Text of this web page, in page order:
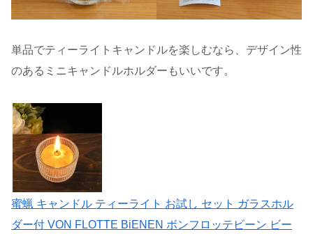
単品でティーライトキャンドルを楽しむなら、デザイン性
のあるミニキャンドルホルダーもいいです。
蜜蝋 キャンドル ティーライト お試し セット ガラスホル
ダー付 VON FLOTTE BiENEN ボンフロッテビーン ビー